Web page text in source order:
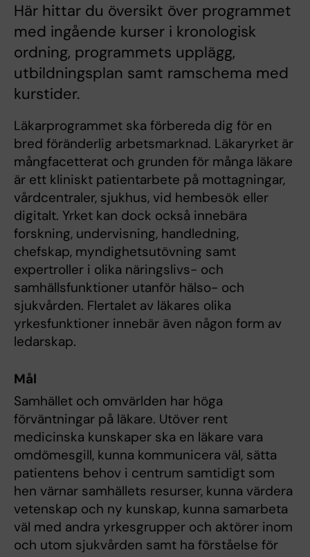
Här hittar du översikt över programmet
med ingående kurser i kronologisk
ordning, programmets upplägg,
utbildningsplan samt ramschema med
kurstider.
Läkarprogrammet ska förbereda dig för en
bred föränderlig arbetsmarknad. Läkaryrket är
mångfacetterat och grunden för många läkare
är ett kliniskt patientarbete på mottagningar,
vårdcentraler, sjukhus, vid hembesök eller
digitalt. Yrket kan dock också innebära
forskning, undervisning, handledning,
chefskap, myndighetsutövning samt
expertroller i olika näringslivs- och
samhällsfunktioner utanför hälso- och
sjukvården. Flertalet av läkares olika
yrkesfunktioner innebär även någon form av
ledarskap.
Mål
Samhället och omvärlden har höga
förväntningar på läkare. Utöver rent
medicinska kunskaper ska en läkare vara
omdömesgill, kunna kommunicera väl, sätta
patientens behov i centrum samtidigt som
hen värnar samhällets resurser, kunna värdera
vetenskap och ny kunskap, kunna samarbeta
väl med andra yrkesgrupper och aktörer inom
och utom sjukvården samt ha förståelse för